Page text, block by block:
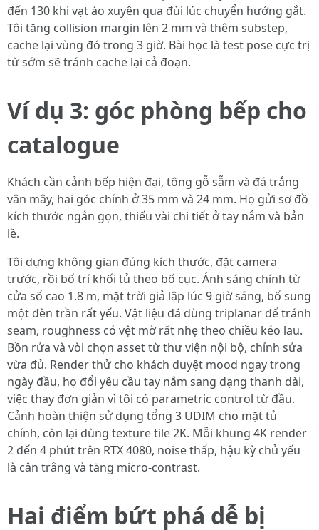
đến 130 khi vạt áo xuyên qua đùi lúc chuyển hướng gắt.
Tôi tăng collision margin lên 2 mm và thêm substep,
cache lại vùng đó trong 3 giờ. Bài học là test pose cực trị
từ sớm sẽ tránh cache lại cả đoạn.
Ví dụ 3: góc phòng bếp cho
catalogue
Khách cần cảnh bếp hiện đại, tông gỗ sẫm và đá trắng
vân mây, hai góc chính ở 35 mm và 24 mm. Họ gửi sơ đồ
kích thước ngắn gọn, thiếu vài chi tiết ở tay nắm và bản
lề.
Tôi dựng không gian đúng kích thước, đặt camera
trước, rồi bố trí khối tủ theo bố cục. Ánh sáng chính từ
cửa sổ cao 1.8 m, mặt trời giả lập lúc 9 giờ sáng, bổ sung
một đèn trần rất yếu. Vật liệu đá dùng triplanar để tránh
seam, roughness có vệt mờ rất nhẹ theo chiều kéo lau.
Bồn rửa và vòi chọn asset từ thư viện nội bộ, chỉnh sửa
vừa đủ. Render thử cho khách duyệt mood ngay trong
ngày đầu, họ đổi yêu cầu tay nắm sang dạng thanh dài,
việc thay đơn giản vì tôi có parametric control từ đầu.
Cảnh hoàn thiện sử dụng tổng 3 UDIM cho mặt tủ
chính, còn lại dùng texture tile 2K. Mỗi khung 4K render
2 đến 4 phút trên RTX 4080, noise thấp, hậu kỳ chủ yếu
là cân trắng và tăng micro-contrast.
Hai điểm bứt phá dễ bị